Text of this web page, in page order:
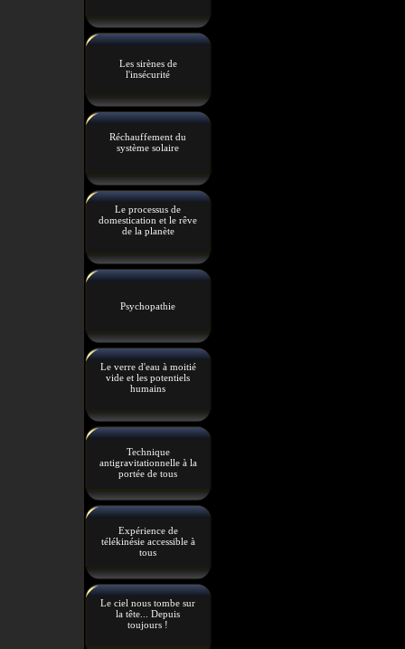
Les sirènes de
l'insécurité
Réchauffement du
système solaire
Le processus de
domestication et le rêve
de la planète
Psychopathie
Le verre d'eau à moitié
vide et les potentiels
humains
Technique
antigravitationnelle à la
portée de tous
Expérience de
télékinésie accessible à
tous
Le ciel nous tombe sur
la tête... Depuis
toujours !